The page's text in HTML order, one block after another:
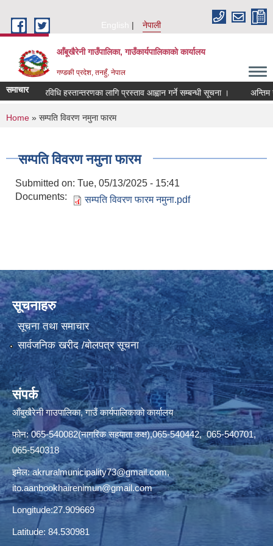
English
नेपाली
आँबूखैरेनी गाउँपालिका, गाउँकार्यपालिकाकाे कार्यालय
गण्डकी प्रदेश, तनहुँ, नेपाल
समाचार प्रविधि हस्तान्तरणका लागि प्रस्ताव आह्वान गर्ने सम्बन्धी सूचना । अन्तिम
You are here
Home » सम्पति विवरण नमुना फारम
सम्पति विवरण नमुना फारम
Submitted on: Tue, 05/13/2025 - 15:41
Documents:
सम्पति विवरण फारम नमुना.pdf
सूचनाहरु
सूचना तथा समाचार
सार्वजनिक खरीद /बोलपत्र सूचना
संपर्क
आँबुखैरेनी गाउपालिका, गाउँ कार्यपालिकाको कार्यालय
फोन: 065-540082(नागरिक सहयाता कक्ष),065-540442, 065-540701,
065-540318
इमेल:akruralmunicipality73@gmail.com,
ito.aanbookhairenimun@gmail.com
Longitude:27.909669
Latitude: 84.530981